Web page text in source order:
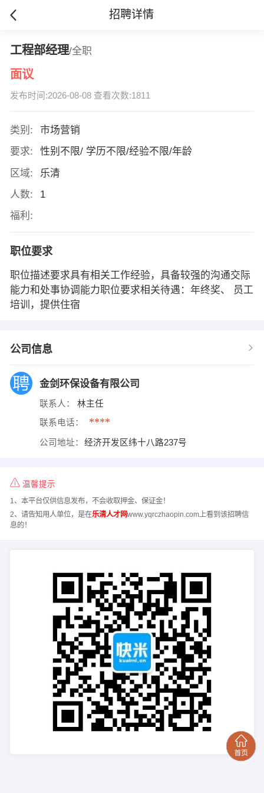
招聘详情
工程部经理/全职
面议
发布时间:2026-08-08 查看次数:1811
类别:
市场营销
要求:
性别不限/ 学历不限/经验不限/年龄
区域:
乐清
人数:
1
福利:
职位要求
职位描述要求具有相关工作经验，具备较强的沟通交际
能力和处事协调能力职位要求相关待遇：年终奖、 员工
培训，提供住宿
公司信息
金剑环保设备有限公司
联系人： 林主任
联系电话： ****
公司地址： 经济开发区纬十八路237号
温馨提示
1、本平台仅供信息发布，不会收取押金、保证金！
2、请告知用人单位，是在乐清人才网www.yqrczhaopin.com上看到该招聘信
息的！